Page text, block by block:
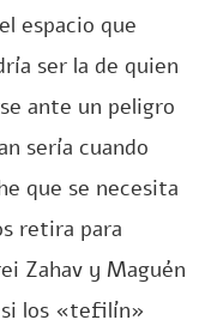
espacio que
ser la de quien
ante un peligro
sería cuando
que se necesita
retira para
Zahav y Maguén
si los «tefilín»